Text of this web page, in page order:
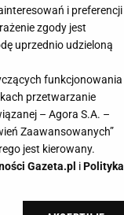
i preferencji
zgody jest
uprzednio udzieloną
funkcjonowania
przetwarzanie
– Agora S.A. –
Zaawansowanych”
jest kierowany.
Gazeta.pl iPolityka